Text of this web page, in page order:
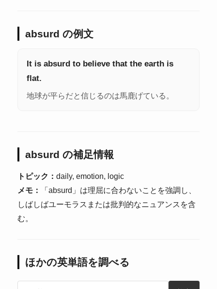
absurd の例文
It is absurd to believe that the earth is
flat.
地球が平らだと信じるのは馬鹿げている。
absurd の補足情報
トピック： daily, emotion, logic
メモ：
「absurd」は理屈に合わないことを強調し、
しばしばユーモラスまたは批判的なニュアンスを含
む。
ほかの英単語を調べる